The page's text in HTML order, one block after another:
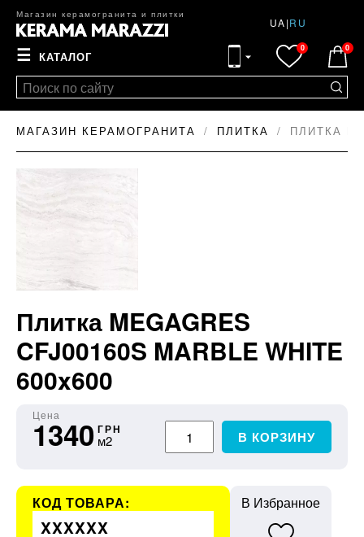
Магазин керамогранита и плитки
UA|RU
☰ КАТАЛОГ
0 0
МАГАЗИН КЕРАМОГРАНИТА ПЛИТКА ПЛИТКА
Плитка MEGAGRES
CFJ00160S MARBLE WHITE
600x600
Цена
1340 ГРН
м2 В КОРЗИНУ
КОД ТОВАРА:
XXXXXX
В Избранное